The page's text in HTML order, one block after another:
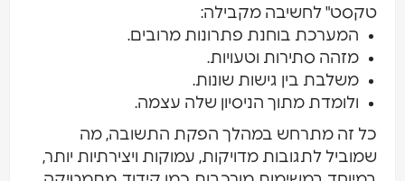
טקסט" לחשיבה מקבילה:
המערכת בוחנת פתרונות מרובים.
מזהה סתירות וטעויות.
משלבת בין גישות שונות.
ולומדת מתוך הניסיון שלה עצמה.
כל זה מתרחש במהלך הפקת התשובה, מה
שמוביל לתגובות מדויקות, עמוקות ויצירתיות יותר,